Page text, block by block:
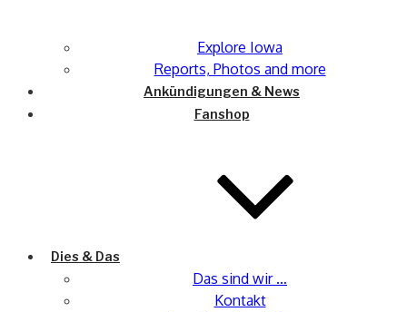
Explore Iowa
Reports, Photos and more
Ankündigungen & News
Fanshop
Dies & Das
Das sind wir …
Kontakt